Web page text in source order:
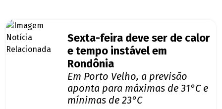
Sexta-feira deve ser de calor
e tempo instável em
Rondônia
Em Porto Velho, a previsão
aponta para máximas de 31°C e
mínimas de 23°C